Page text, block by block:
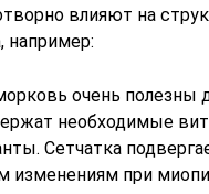
влияют на
например:
очень полезны
необходимые
Сетчатка
изменениям при